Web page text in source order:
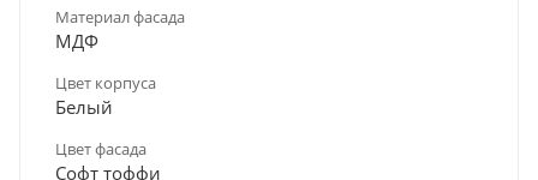
Материал фасада
МДФ
Цвет корпуса
Белый
Цвет фасада
Софт тоффи